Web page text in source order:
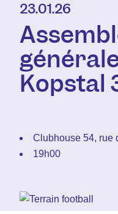
23.01.26
générale
Kopstal
Clubhouse 54, rue
19h00